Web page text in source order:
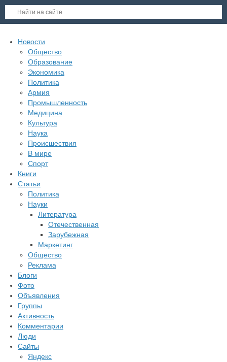
Новости
Общество
Образование
Экономика
Политика
Армия
Промышленность
Медицина
Культура
Наука
Происшествия
В мире
Спорт
Книги
Статьи
Политика
Науки
Литература
Отечественная
Зарубежная
Маркетинг
Общество
Реклама
Блоги
Фото
Объявления
Группы
Активность
Комментарии
Люди
Сайты
Яндекс